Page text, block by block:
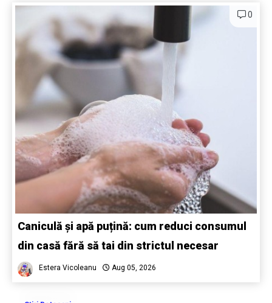
0
Caniculă și apă puțină: cum reduci consumul
din casă fără să tai din strictul necesar
Estera Vicoleanu Aug 05, 2026